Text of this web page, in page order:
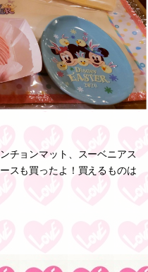
チョンマット、スーベニアス
スも買ったよ！買えるものは